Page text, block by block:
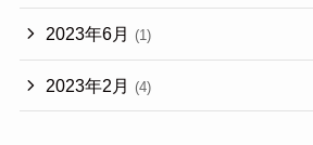
2023年6月 (1)
2023年2月 (4)